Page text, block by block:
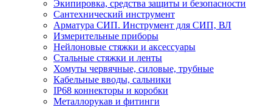
Экипировка, средства защиты и безопасности
Сантехнический инструмент
Арматура СИП. Инструмент для СИП, ВЛ
Измерительные приборы
Нейлоновые стяжки и аксессуары
Стальные стяжки и ленты
Хомуты червячные, силовые, трубные
Кабельные вводы, сальники
IP68 коннекторы и коробки
Металлорукав и фитинги